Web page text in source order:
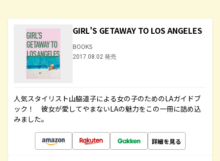
GIRL'S GETAWAY TO LOS ANGELES
BOOKS
2017.08.02 発売
人気スタイリスト山脇道子による女の子のためのLAガイドブ
ック！ 彼女が愛してやまないLAの魅力をこの一冊に詰め込
みました。
詳細を見る